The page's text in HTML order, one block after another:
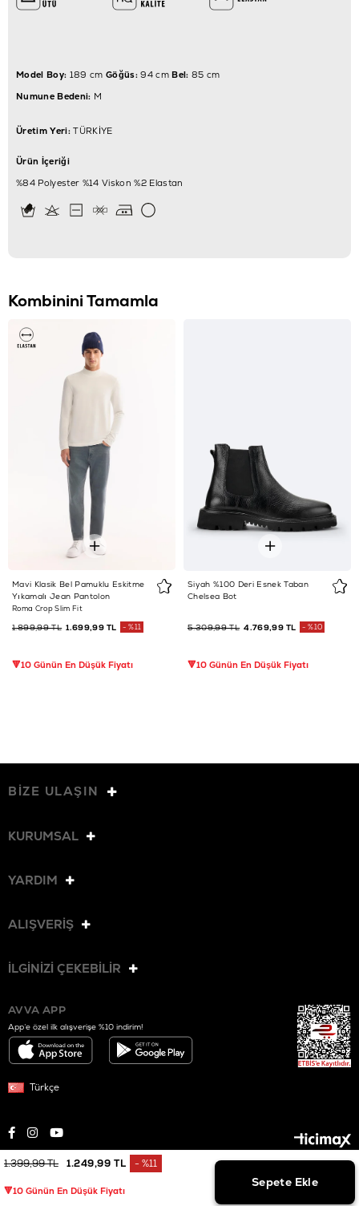
Model Boy: 189 cm Göğüs:94 cmBel: 85 cm
Numune Bedeni: M
Üretim Yeri:TÜRKİYE
Ürün İçeriği
%84 Polyester %14 Viskon %2 Elastan
Kombinini Tamamla
Mavi Klasik Bel Pamuklu Eskitme
Yıkamalı Jean Pantolon
Roma Crop Slim Fit
1.699,99 TL
1.899,99 TL %11
🔻10 Günün En Düşük Fiyatı
Siyah %100 Deri Esnek Taban
Chelsea Bot
4.769,99 TL
5.309,99 TL %10
🔻10 Günün En Düşük Fiyatı
1.399,99 TL 1.249,99 TL %11
🔻10 Günün En Düşük Fiyatı
BİZE ULAŞIN
KURUMSAL
YARDIM
ALIŞVERİŞ
İLGİNİZİ ÇEKEBİLİR
AVVA APP
App’e özel ilk alışverişe %10 indirim!
Türkçe
© 2025 AVVA. Tüm hakları saklıdır.